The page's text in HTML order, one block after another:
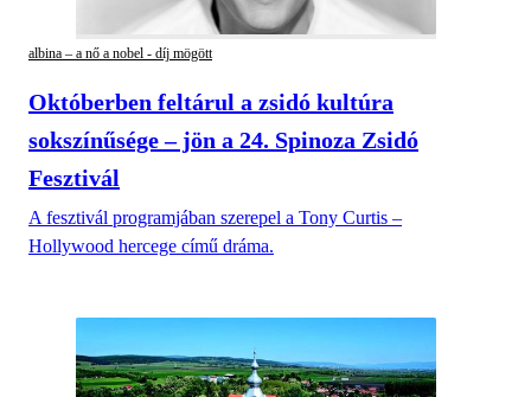
albina – a nő a nobel - díj mögött
Októberben feltárul a zsidó kultúra
sokszínűsége – jön a 24. Spinoza Zsidó
Fesztivál
A fesztivál programjában szerepel a Tony Curtis –
Hollywood hercege című dráma.